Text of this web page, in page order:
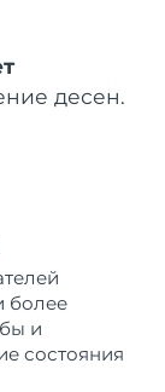
десен.
более
и
состояния
дата доставки
доставки
доставки
9/8/26